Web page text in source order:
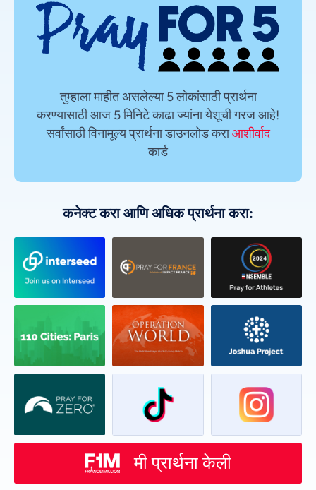
तुम्हाला माहीत असलेल्या 5 लोकांसाठी प्रार्थना
करण्यासाठी आज 5 मिनिटे काढा ज्यांना येशूची गरज आहे!
सर्वांसाठी विनामूल्य प्रार्थना डाउनलोड कराआशीर्वाद
कार्ड
कनेक्ट करा आणि अधिक प्रार्थना करा:
मी प्रार्थना केली